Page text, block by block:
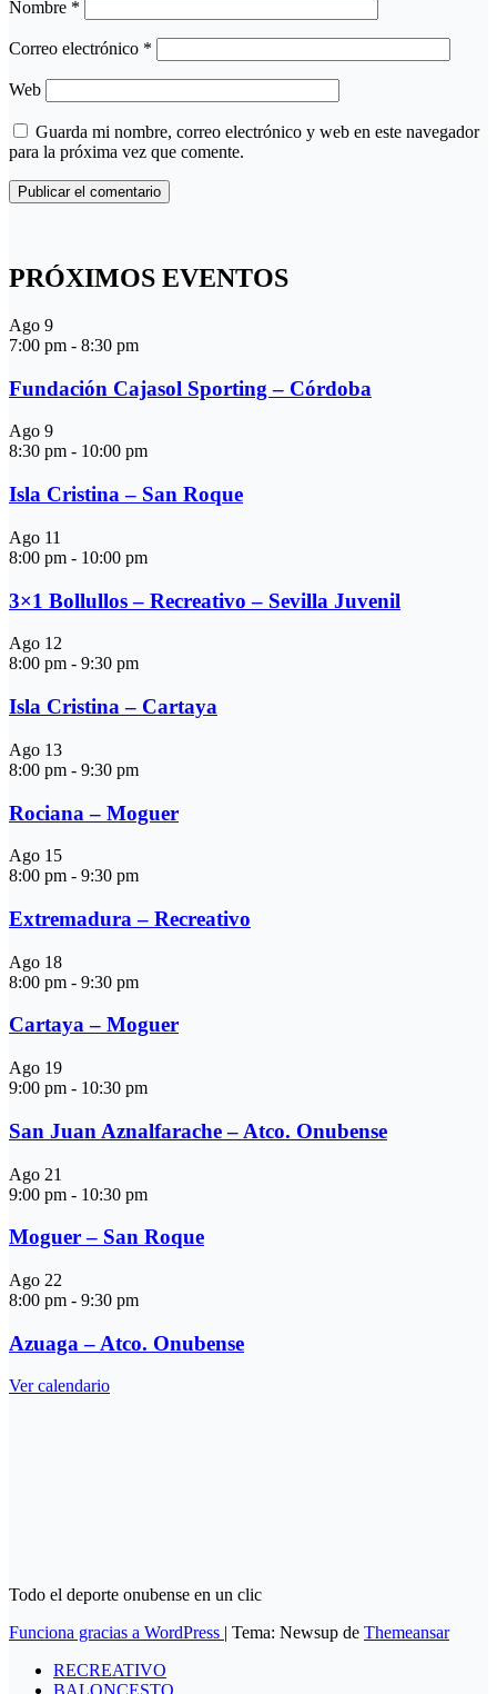
Nombre *
Correo electrónico *
Web
Guarda mi nombre, correo electrónico y web en este navegador
para la próxima vez que comente.
PRÓXIMOS EVENTOS
Ago 9
7:00 pm - 8:30 pm
Fundación Cajasol Sporting – Córdoba
Ago 9
8:30 pm - 10:00 pm
Isla Cristina – San Roque
Ago 11
8:00 pm - 10:00 pm
3×1 Bollullos – Recreativo – Sevilla Juvenil
Ago 12
8:00 pm - 9:30 pm
Isla Cristina – Cartaya
Ago 13
8:00 pm - 9:30 pm
Rociana – Moguer
Ago 15
8:00 pm - 9:30 pm
Extremadura – Recreativo
Ago 18
8:00 pm - 9:30 pm
Cartaya – Moguer
Ago 19
9:00 pm - 10:30 pm
San Juan Aznalfarache – Atco. Onubense
Ago 21
9:00 pm - 10:30 pm
Moguer – San Roque
Ago 22
8:00 pm - 9:30 pm
Azuaga – Atco. Onubense
Ver calendario
Todo el deporte onubense en un clic
Funciona gracias a WordPress | Tema: Newsup de Themeansar
RECREATIVO